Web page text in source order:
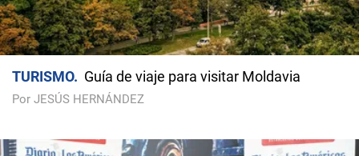
TURISMO Guía de viaje para visitar Moldavia
Por JESÚS HERNÁNDEZ